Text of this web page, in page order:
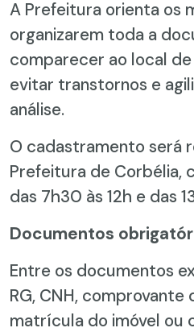
A Prefeitura orienta os
organizarem toda a
comparecer ao local
evitar transtornos e
análise.
O cadastramento será
Prefeitura de Corbélia,
das 7h30 às 12h e das
Documentos
Entre os documentos
RG, CNH, comprovante
matrícula do imóvel ou